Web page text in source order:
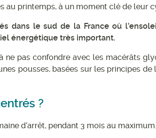
printemps, à un moment clé de leur
dans le sud de la France où
énergétique très important.
pas confondre avec les macérâts
pousses, basées sur les principes
?
d’arrêt, pendant 3 mois au maximum.